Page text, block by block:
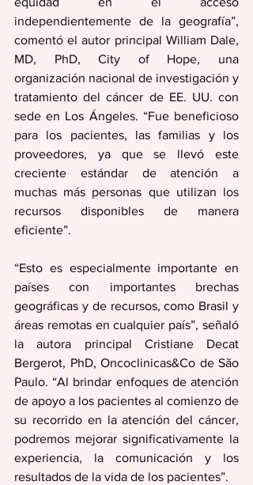
independientemente de la geografía”,
comentó el autor principal William Dale,
MD, PhD, City of Hope, una
organización nacional de investigación y
tratamiento del cáncer de EE. UU. con
sede en Los Ángeles. “Fue beneficioso
para los pacientes, las familias y los
proveedores, ya que se llevó este
creciente estándar de atención a
muchas más personas que utilizan los
recursos disponibles de manera
eficiente”.
“Esto es especialmente importante en
países con importantes brechas
geográficas y de recursos, como Brasil y
áreas remotas en cualquier país”, señaló
la autora principal Cristiane Decat
Bergerot, PhD, Oncoclinicas&Co de São
Paulo. “Al brindar enfoques de atención
de apoyo a los pacientes al comienzo de
su recorrido en la atención del cáncer,
podremos mejorar significativamente la
experiencia, la comunicación y los
resultados de la vida de los pacientes”.